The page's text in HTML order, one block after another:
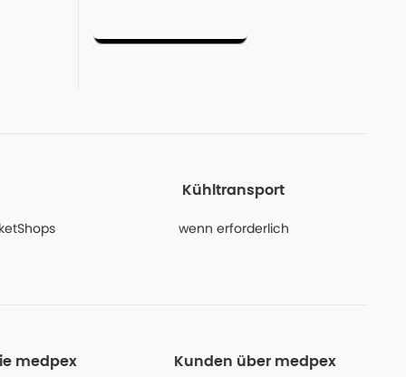
Kühltransport
wenn erforderlich
medpex Kunden über medpex